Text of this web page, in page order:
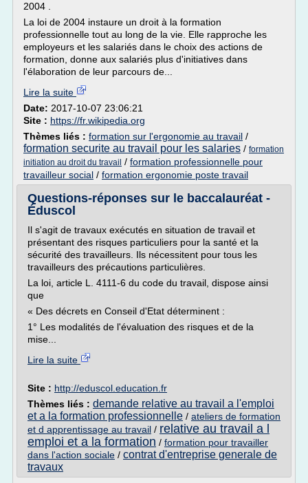
2004 .
La loi de 2004 instaure un droit à la formation
professionnelle tout au long de la vie. Elle rapproche les
employeurs et les salariés dans le choix des actions de
formation, donne aux salariés plus d'initiatives dans
l'élaboration de leur parcours de...
Lire la suite
Date: 2017-10-07 23:06:21
Site : https://fr.wikipedia.org
Thèmes liés : formation sur l'ergonomie au travail /
formation securite au travail pour les salaries / formation
initiation au droit du travail / formation professionnelle pour
travailleur social / formation ergonomie poste travail
Questions-réponses sur le baccalauréat -
Éduscol
Il s'agit de travaux exécutés en situation de travail et
présentant des risques particuliers pour la santé et la
sécurité des travailleurs. Ils nécessitent pour tous les
travailleurs des précautions particulières.
La loi, article L. 4111-6 du code du travail, dispose ainsi
que
« Des décrets en Conseil d'Etat déterminent :
1° Les modalités de l'évaluation des risques et de la
mise...
Lire la suite
Site : http://eduscol.education.fr
Thèmes liés : demande relative au travail a l'emploi
et a la formation professionnelle / ateliers de formation
et d apprentissage au travail / relative au travail a l
emploi et a la formation / formation pour travailler
dans l'action sociale / contrat d'entreprise generale de
travaux